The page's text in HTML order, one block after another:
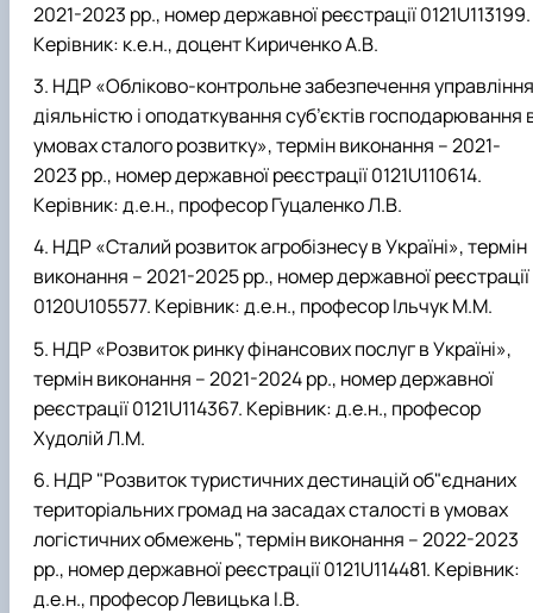
2021-2023 рр., номер державної реєстрації 0121U113199.
Керівник: к.е.н., доцент Кириченко А.В.
НДР «Обліково-контрольне забезпечення управління
діяльністю і оподаткування суб’єктів господарювання
умовах сталого розвитку», термін виконання – 2021-
2023 рр., номер державної реєстрації 0121U110614.
Керівник: д.е.н., професор Гуцаленко Л.В.
НДР «Сталий розвиток агробізнесу в Україні», термін
виконання – 2021-2025 рр., номер державної реєстрації
0120U105577. Керівник: д.е.н., професор Ільчук М.М.
НДР «Розвиток ринку фінансових послуг в Україні»,
термін виконання – 2021-2024 рр., номер державної
реєстрації 0121U114367. Керівник: д.е.н., професор
Худолій Л.М.
НДР "Розвиток туристичних дестинацій об"єднаних
територіальних громад на засадах сталості в умовах
логістичних обмежень", термін виконання – 2022-2023
рр., номер державної реєстрації 0121U114481. Керівник:
д.е.н., професор Левицька І.В.